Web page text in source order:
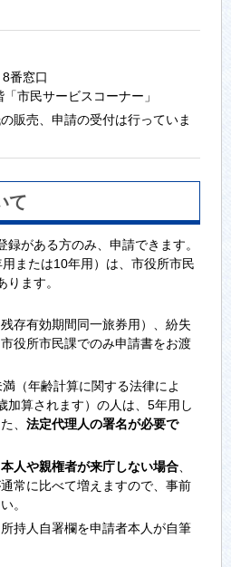
番窓口
市民サービスコーナー」
販売、申請の受付は行っていま
て
録がある方のみ、申請できます。
または10年用）は、市役所市民
ます。
存有効期間同一旅券用）、紛失
役所市民課でのみ申請書をお渡
（年齢計算に関する法律によ
加算されます）の人は、5年用し
、 法定代理人の署名が必要で
本人や親権者が来庁しない場合、
常に比べて増えますので、事前
。
持人自署欄を申請者本人が自筆